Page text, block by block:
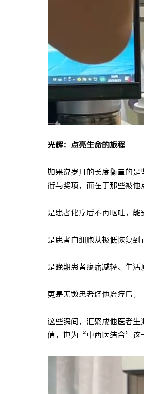
光辉：点亮生命的旅程
如果说岁月的长度衡量的
衔与奖项，而在于那些被他
是患者化疗后不再呕吐，能
是患者白细胞从极低恢复到
是晚期患者疼痛减轻、生活
更是无数患者经他治疗后
这些瞬间，汇聚成他医者
值，也为 “中西医结合”这